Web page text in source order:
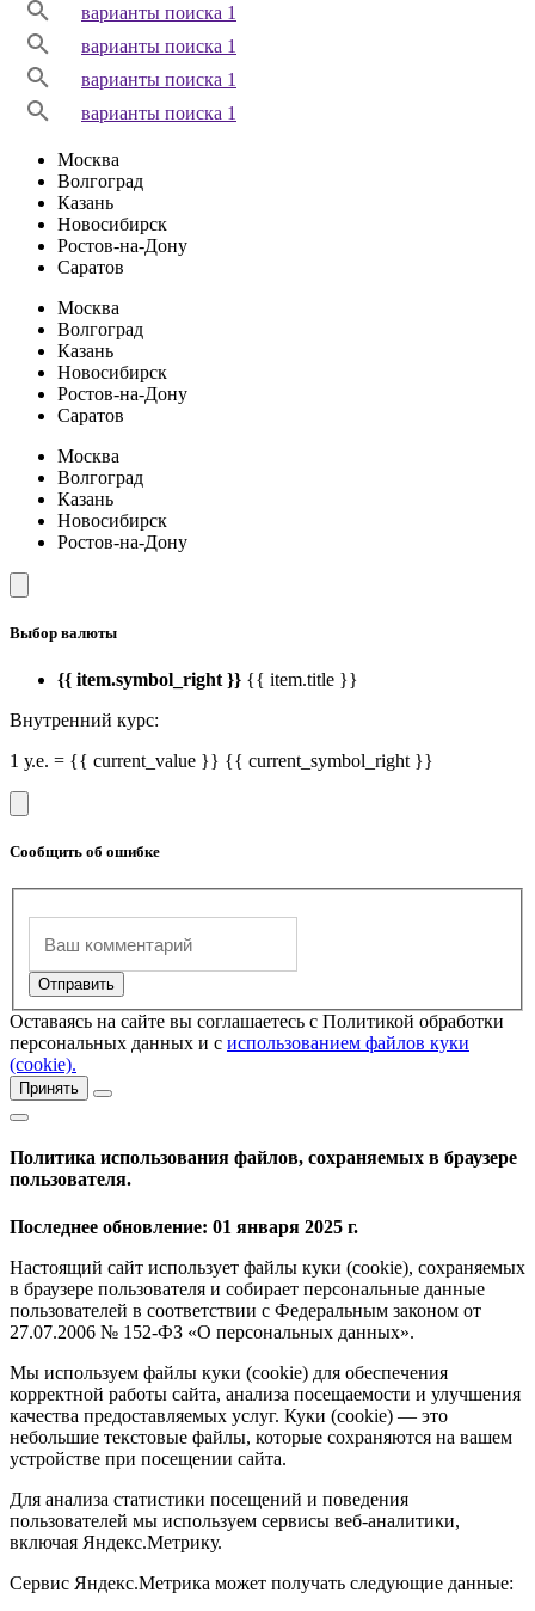
варианты поиска 1
варианты поиска 1
варианты поиска 1
варианты поиска 1
Москва
Волгоград
Казань
Новосибирск
Ростов-на-Дону
Саратов
Москва
Волгоград
Казань
Новосибирск
Ростов-на-Дону
Саратов
Москва
Волгоград
Казань
Новосибирск
Ростов-на-Дону
Выбор валюты
{{ item.symbol_right }} {{ item.title }}
Внутренний курс:
1 у.е. = {{ current_value }} {{ current_symbol_right }}
Сообщить об ошибке
Оставаясь на сайте вы соглашаетесь с Политикой обработки
персональных данных и с использованием файлов куки
(cookie).
Принять
Политика использования файлов, сохраняемых в браузере
пользователя.
Последнее обновление: 01 января 2025 г.
Настоящий сайт использует файлы куки (cookie), сохраняемых
в браузере пользователя и собирает персональные данные
пользователей в соответствии с Федеральным законом от
27.07.2006 № 152-ФЗ «О персональных данных».
Мы используем файлы куки (cookie) для обеспечения
корректной работы сайта, анализа посещаемости и улучшения
качества предоставляемых услуг. Куки (cookie) — это
небольшие текстовые файлы, которые сохраняются на вашем
устройстве при посещении сайта.
Для анализа статистики посещений и поведения
пользователей мы используем сервисы веб-аналитики,
включая Яндекс.Метрику.
Сервис Яндекс.Метрика может получать следующие данные: